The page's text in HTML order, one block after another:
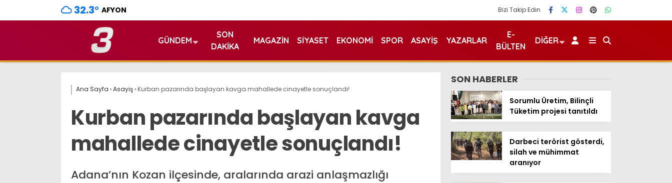
32.3° AFYON Bizi Takip Edin
GÜNDEM
SON
DAKIKA
MAGAZIN SIYASET EKONOMI SPOR ASAYIŞ YAZARLAR
E-
BÜLTEN
DIĞER
Ana Sayfa ›Asayiş› Kurban pazarında başlayan kavga mahallede cinayetle sonuçlandı!
Kurban pazarında başlayan kavga
mahallede cinayetle sonuçlandı!
Adana’nın Kozan ilçesinde, aralarında arazi anlaşmazlığı
SON HABERLER
Sorumlu Üretim, Bilinçli
Tüketim projesi tanıtıldı
Darbeci terörist gösterdi,
silah ve mühimmat
aranıyor